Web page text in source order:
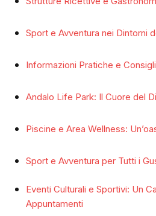
Sport e Avventura nei Dintorni
Informazioni Pratiche e
Andalo Life Park: Il Cuore del
Piscine e Area Wellness:
Sport e Avventura per Tutti i
Eventi Culturali e Sportivi: Un
Appuntamenti